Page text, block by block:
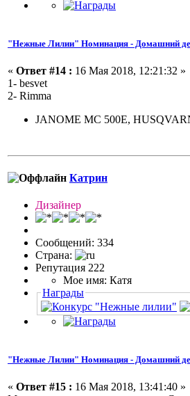
"Нежные Лилии" Номинация - Домашний
« Ответ #14 : 16 Мая 2018, 12:21:32 »
1- besvet
2- Rimma
JANOME MC 500E,
Катрин
Дизайнер
Сообщений: 334
Страна:
Репутация 222
Мое имя: Катя
Награды
"Нежные Лилии" Номинация - Домашний
« Ответ #15 : 16 Мая 2018, 13:41:40 »